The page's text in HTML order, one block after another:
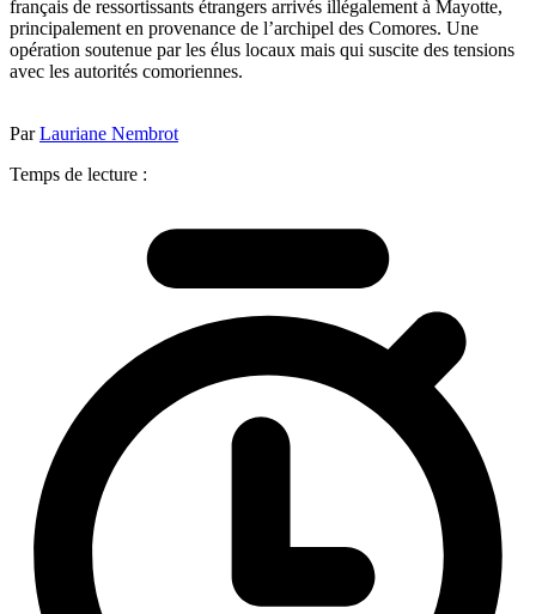
français de ressortissants étrangers arrivés illégalement à Mayotte,
principalement en provenance de l’archipel des Comores. Une
opération soutenue par les élus locaux mais qui suscite des tensions
avec les autorités comoriennes.
ParLauriane Nembrot
Temps de lecture :